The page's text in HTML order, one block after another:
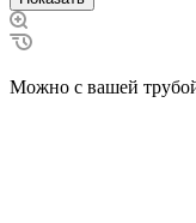
Можно с вашей